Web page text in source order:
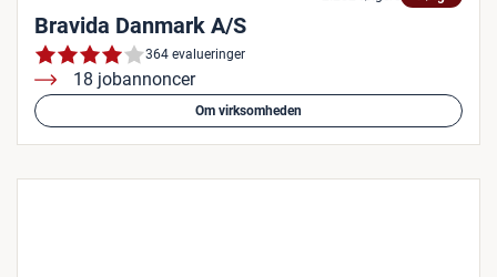
Bravida Danmark A/S
364 evalueringer
18 jobannoncer
Om virksomheden